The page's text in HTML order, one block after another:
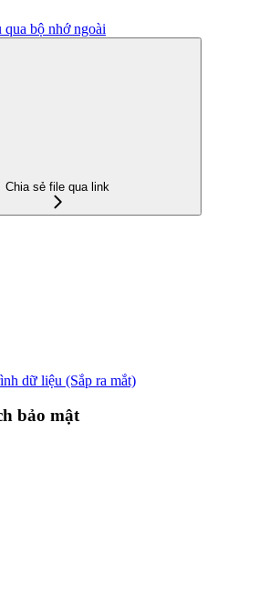
bộ nhớ ngoài
Chia sẻ file qua link
dữ liệu (Sắp ra mắt)
bảo mật